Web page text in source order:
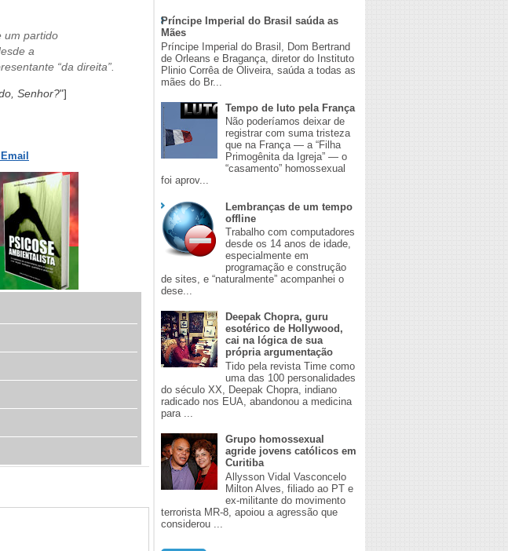
um partido
a
“da direita”.
Senhor?"]
Príncipe Imperial do Brasil saúda as
Mães
Príncipe Imperial do Brasil, Dom Bertrand
de Orleans e Bragança, diretor do Instituto
Plinio Corrêa de Oliveira, saúda a todas as
mães do Br...
Tempo de luto pela França
Não poderíamos deixar de
registrar com suma tristeza
que na França — a “Filha
Primogênita da Igreja” — o
“casamento” homossexual
foi aprov...
Lembranças de um tempo
offline
Trabalho com computadores
desde os 14 anos de idade,
especialmente em
programação e construção
de sites, e “naturalmente” acompanhei o
dese...
Deepak Chopra, guru
esotérico de Hollywood,
cai na lógica de sua
própria argumentação
Tido pela revista Time como
uma das 100 personalidades
do século XX, Deepak Chopra, indiano
radicado nos EUA, abandonou a medicina
para ...
Grupo homossexual
agride jovens católicos em
Curitiba
Allysson Vidal Vasconcelo
Milton Alves, filiado ao PT e
ex-militante do movimento
terrorista MR-8, apoiou a agressão que
considerou ...